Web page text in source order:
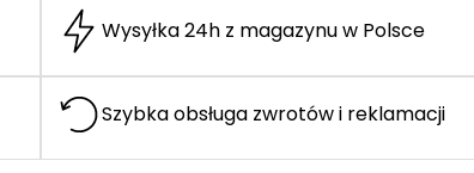
Wysyłka 24h z magazynu w Polsce
Szybka obsługa zwrotów i reklamacji